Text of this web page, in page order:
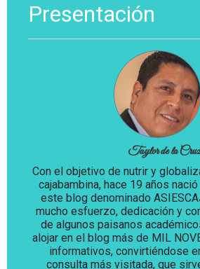
Presentación
Taylor de la Cruz
Con el objetivo de nutrir y
cajabambina, hace 19 años
este blog denominado
mucho esfuerzo, dedicación y
de algunos paisanos
alojar en el blog más de MIL
informativos, convirtiéndose
consulta más visitada, que